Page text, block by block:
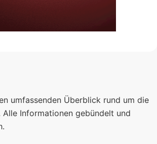
umfassenden Überblick rund um die
Alle Informationen gebündelt und